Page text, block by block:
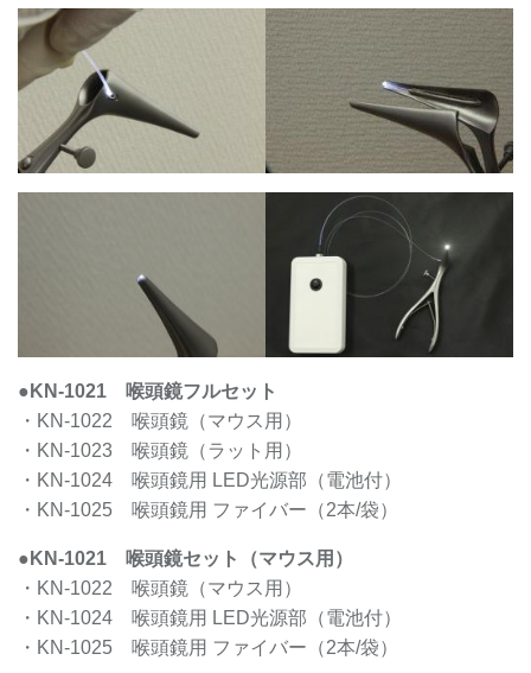
●KN-1021 喉頭鏡フルセット
・KN-1022 喉頭鏡（マウス用）
・KN-1023 喉頭鏡（ラット用）
・KN-1024 喉頭鏡用 LED光源部（電池付）
・KN-1025 喉頭鏡用 ファイバー（2本/袋）
●KN-1021 喉頭鏡セット（マウス用）
・KN-1022 喉頭鏡（マウス用）
・KN-1024 喉頭鏡用 LED光源部（電池付）
・KN-1025 喉頭鏡用 ファイバー（2本/袋）